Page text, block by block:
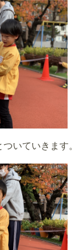
いていきます。